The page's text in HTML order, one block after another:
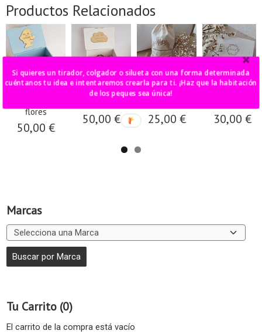
Marcas
Tu Carrito (0)
El carrito de la compra está vacío
Productos Relacionados
flores
50,00 €
caja firmas
50,00 €
libro firmas
25,00 € 30,00 €
Si quieres un tirador, colgador o silueta con una forma determinada
cuéntanos tu idea e intentaremos crearla para ti. ¡Haz que la habitación
de los peques sea única!